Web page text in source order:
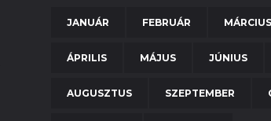
JANUÁR FEBRUÁR MÁRCIUS
ÁPRILIS MÁJUS JÚNIUS
AUGUSZTUS SZEPTEMBER